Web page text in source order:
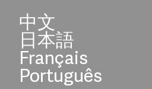
中文
日本語
Français
Português